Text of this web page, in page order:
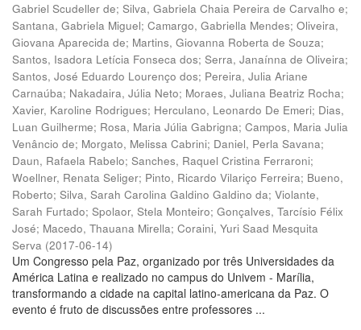
Gabriel Scudeller de; Silva, Gabriela Chaia Pereira de Carvalho e;
Santana, Gabriela Miguel; Camargo, Gabriella Mendes; Oliveira,
Giovana Aparecida de; Martins, Giovanna Roberta de Souza;
Santos, Isadora Letícia Fonseca dos; Serra, Janaínna de Oliveira;
Santos, José Eduardo Lourenço dos; Pereira, Julia Ariane
Carnaúba; Nakadaira, Júlia Neto; Moraes, Juliana Beatriz Rocha;
Xavier, Karoline Rodrigues; Herculano, Leonardo De Emeri; Dias,
Luan Guilherme; Rosa, Maria Júlia Gabrigna; Campos, Maria Julia
Venâncio de; Morgato, Melissa Cabrini; Daniel, Perla Savana;
Daun, Rafaela Rabelo; Sanches, Raquel Cristina Ferraroni;
Woellner, Renata Seliger; Pinto, Ricardo Vilariço Ferreira; Bueno,
Roberto; Silva, Sarah Carolina Galdino Galdino da; Violante,
Sarah Furtado; Spolaor, Stela Monteiro; Gonçalves, Tarcísio Félix
José; Macedo, Thauana Mirella; Coraini, Yuri Saad Mesquita
Serva (2017-06-14)
Um Congresso pela Paz, organizado por três Universidades da
América Latina e realizado no campus do Univem - Marília,
transformando a cidade na capital latino-americana da Paz. O
evento é fruto de discussões entre professores ...